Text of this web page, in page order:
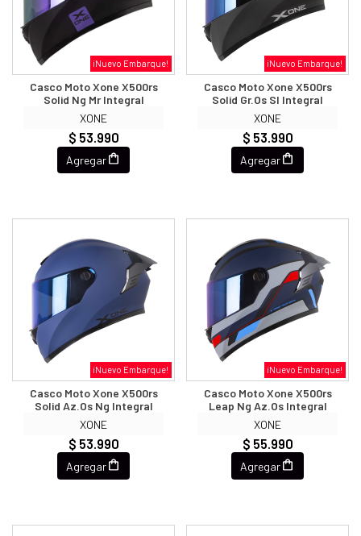
¡Nuevo Embarque!
Casco Moto Xone X500rs
Solid Ng Mr Integral
XONE
$ 53.990
Agregar
¡Nuevo Embarque!
Casco Moto Xone X500rs
Solid Gr.os Sl Integral
XONE
$ 53.990
Agregar
¡Nuevo Embarque!
Casco Moto Xone X500rs
Solid Az.os Ng Integral
XONE
$ 53.990
Agregar
¡Nuevo Embarque!
Casco Moto Xone X500rs
Leap Ng Az.os Integral
XONE
$ 55.990
Agregar